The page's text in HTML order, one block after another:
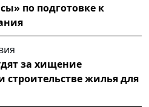
по подготовке к
за хищение
жилья для